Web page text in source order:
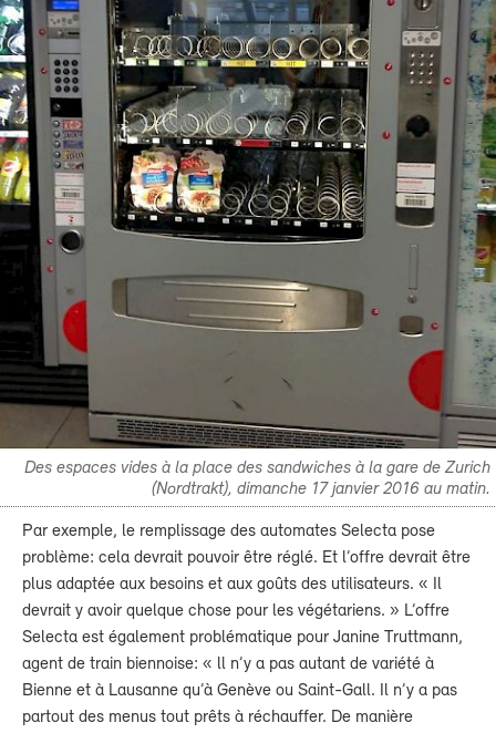
Des espaces vides à la place des sandwiches à la gare de Zurich
(Nordtrakt), dimanche 17 janvier 2016 au matin.
Par exemple, le remplissage des automates Selecta pose
problème: cela devrait pouvoir être réglé. Et l’offre devrait être
plus adaptée aux besoins et aux goûts des utilisateurs. « Il
devrait y avoir quelque chose pour les végétariens. » L’offre
Selecta est également problématique pour Janine Truttmann,
agent de train biennoise: « ll n’y a pas autant de variété à
Bienne et à Lausanne qu’à Genève ou Saint-Gall. Il n’y a pas
partout des menus tout prêts à réchauffer. De manière